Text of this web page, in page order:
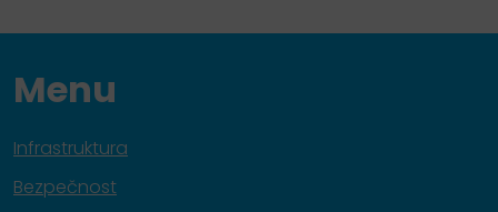
Menu
Infrastruktura
Bezpečnost